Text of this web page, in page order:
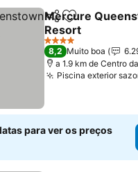
PartilharAdicionar
Mercure
Resort
Ver preços
4 Estrelas
8,2 Muito boa
a 1.9 km de Centro
Piscina exterior
para ver os preços